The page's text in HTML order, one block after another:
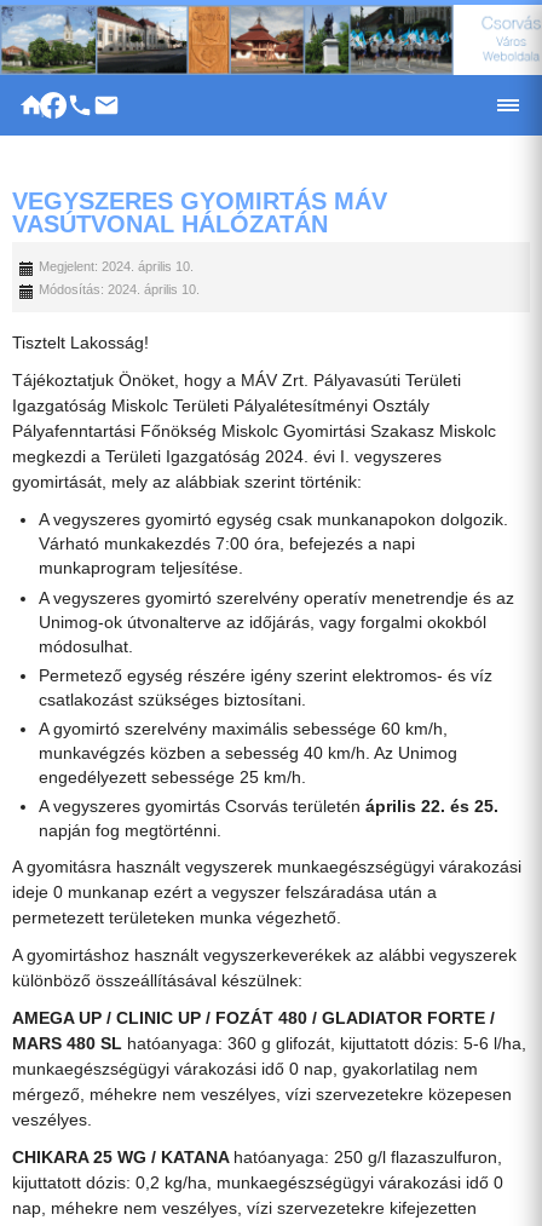
|
VEGYSZERES GYOMIRTÁS MÁV
VASÚTVONAL HÁLÓZATÁN
Megjelent: 2024. április 10.
Módosítás: 2024. április 10.
Tisztelt Lakosság!
Tájékoztatjuk Önöket, hogy a MÁV Zrt. Pályavasúti Területi
Igazgatóság Miskolc Területi Pályalétesítményi Osztály
Pályafenntartási Főnökség Miskolc Gyomirtási Szakasz Miskolc
megkezdi a Területi Igazgatóság 2024. évi I. vegyszeres
gyomirtását, mely az alábbiak szerint történik:
A vegyszeres gyomirtó egység csak munkanapokon dolgozik.
Várható munkakezdés 7:00 óra, befejezés a napi
munkaprogram teljesítése.
A vegyszeres gyomirtó szerelvény operatív menetrendje és az
Unimog-ok útvonalterve az időjárás, vagy forgalmi okokból
módosulhat.
Permetező egység részére igény szerint elektromos- és víz
csatlakozást szükséges biztosítani.
A gyomirtó szerelvény maximális sebessége 60 km/h,
munkavégzés közben a sebesség 40 km/h. Az Unimog
engedélyezett sebessége 25 km/h.
A vegyszeres gyomirtás Csorvás területénáprilis 22. és 25.
napján fog megtörténni.
A gyomitásra használt vegyszerek munkaegészségügyi várakozási
ideje 0 munkanap ezért a vegyszer felszáradása után a
permetezett területeken munka végezhető.
A gyomirtáshoz használt vegyszerkeverékek az alábbi vegyszerek
különböző összeállításával készülnek:
AMEGA UP / CLINIC UP / FOZÁT 480 / GLADIATOR FORTE /
MARS 480 SL hatóanyaga: 360 g glifozát, kijuttatott dózis: 5-6 l/ha,
munkaegészségügyi várakozási idő 0 nap, gyakorlatilag nem
mérgező, méhekre nem veszélyes, vízi szervezetekre közepesen
veszélyes.
CHIKARA 25 WG / KATANA hatóanyaga: 250 g/l flazaszulfuron,
kijuttatott dózis: 0,2 kg/ha, munkaegészségügyi várakozási idő 0
nap, méhekre nem veszélyes, vízi szervezetekre kifejezetten